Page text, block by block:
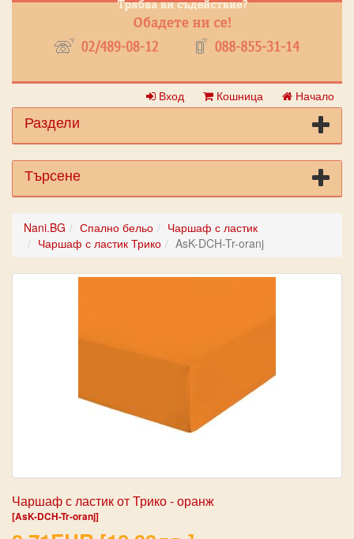
Вход Кошница Начало
Раздели
Търсене
Nani.BG Спално бельо
Чаршаф с ластик
Чаршаф с ластик Трико
AsK-DCH-Tr-oranj
Чаршаф с ластик от Трико - оранж
[AsK-DCH-Tr-oranj]